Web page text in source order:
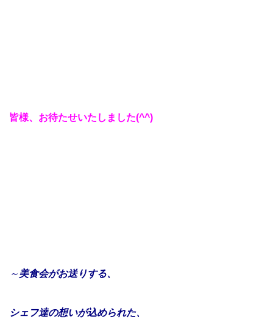
皆様、お待たせいたしました(^^)
～美食会がお送りする、
シェフ達の想いが込められた、